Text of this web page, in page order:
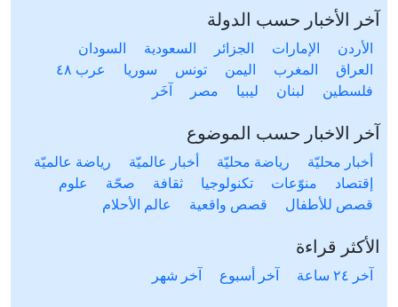
آخر الأخبار حسب الدولة
الأردن الإمارات الجزائر السعودية
السودان
العراق
المغرب اليمن تونس سوريا
عرب ٤٨
فلسطين
لبنان ليبيا مصر آخَر
آخر الاخبار حسب الموضوع
أخبار محليّة رياضة محليّة أخبار عالميّة
رياضة عالميّة
إقتصاد
منوّعات تكنولوجيا ثقافة صحّة
علوم
قصص للأطفال
قصص واقعية عالم الأحلام
الأكثر قراءة
آخر ٢٤ ساعة آخر أسبوع آخر شهر